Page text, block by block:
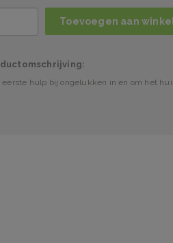
Toevoegen aan
eerste hulp bij ongelukken in en om het